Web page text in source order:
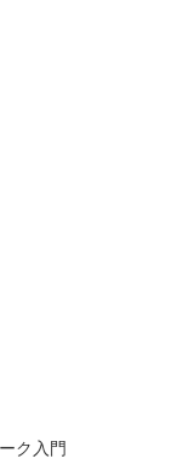
ク入門